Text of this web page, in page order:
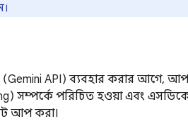
API) ব্যবহার করার আগে,
সম্পর্কে পরিচিত হওয়া এবং
আপ করা।